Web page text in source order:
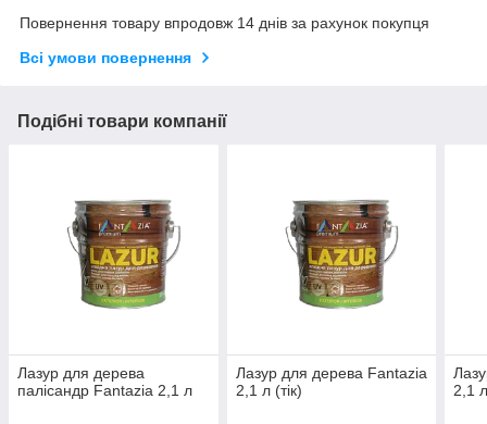
Повернення товару впродовж 14 днів за рахунок покупця
Всі умови повернення
Подібні товари компанії
Лазур для дерева
палісандр Fantazia 2,1 л
Лазур для дерева Fantazia
2,1 л (тік)
2,1